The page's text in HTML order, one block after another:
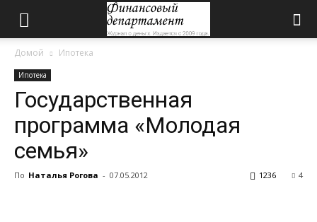
Домой Ипотека
Ипотека
Государственная
программа «Молодая
семья»
По Наталья Рогова - 07.05.2012 4
1236